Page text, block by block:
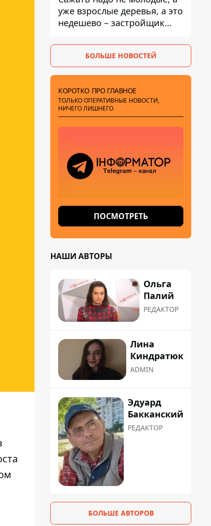
заместителем Галущенко
уже взрослые деревья, а это
недешево – застройщик
БОЛЬШЕ НОВОСТЕЙ
КОРОТКО ПРО ГЛАВНОЕ
ТОЛЬКО ОПЕРАТИВНЫЕ НОВОСТИ,
НИЧЕГО ЛИШНЕГО
ПОСМОТРЕТЬ
НАШИ АВТОРЫ
Ольга
Палий
РЕДАКТОР
Лина
Киндратюк
ADMIN
Эдуард
Бакканский
РЕДАКТОР
БОЛЬШЕ АВТОРОВ